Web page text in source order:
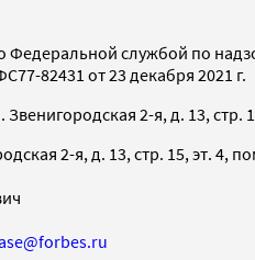
Федеральной службой по
82431 от 23 декабря 2021 г.
2-я, д. 13, стр.
2-я, д. 13, стр. 15, эт. 4,